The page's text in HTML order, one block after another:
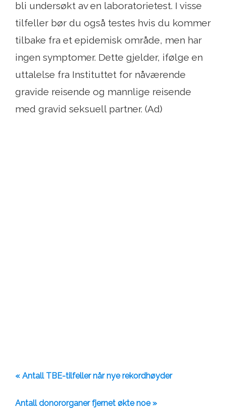
bli undersøkt av en laboratorietest. I visse
tilfeller bør du også testes hvis du kommer
tilbake fra et epidemisk område, men har
ingen symptomer. Dette gjelder, ifølge en
uttalelse fra Instituttet for nåværende
gravide reisende og mannlige reisende
med gravid seksuell partner. (Ad)
« Antall TBE-tilfeller når nye rekordhøyder
Antall donororganer fjernet økte noe »